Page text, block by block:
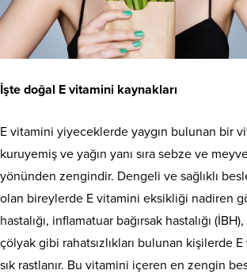
İşte doğal E vitamini kaynakları
E vitamini yiyeceklerde yaygın bulunan bir
kuruyemiş ve yağın yanı sıra sebze ve
yönünden zengindir. Dengeli ve sağlıklı
olan bireylerde E vitamini eksikliği nadiren
hastalığı, inflamatuar bağırsak hastalığı
çölyak gibi rahatsızlıkları bulunan kişilerde
sık rastlanır. Bu vitamini içeren en zengin